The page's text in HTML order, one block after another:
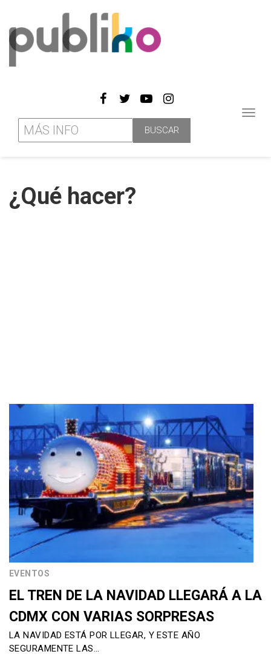
¿Qué hacer?
EVENTOS
EL TREN DE LA NAVIDAD LLEGARÁ A LA
CDMX CON VARIAS SORPRESAS
LA NAVIDAD ESTÁ POR LLEGAR, Y ESTE AÑO
SEGURAMENTE LAS…